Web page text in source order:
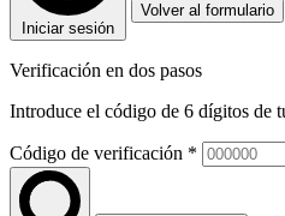
Iniciar sesión
Volver al formulario
Verificación en dos pasos
Introduce el código de 6 dígitos de
Código de verificación *